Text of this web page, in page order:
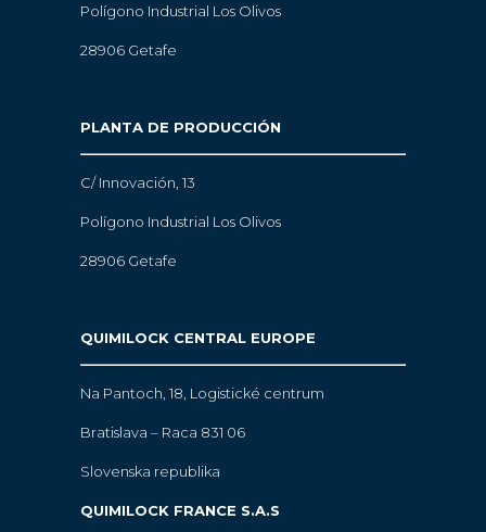
Polígono Industrial Los Olivos
28906 Getafe
PLANTA DE PRODUCCIÓN
C/ Innovación, 13
Polígono Industrial Los Olivos
28906 Getafe
QUIMILOCK CENTRAL EUROPE
Na Pantoch, 18, Logistické centrum
Bratislava – Raca 831 06
Slovenska republika
QUIMILOCK FRANCE S.A.S